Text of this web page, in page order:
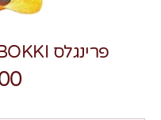
פרינגלס Rose TTEOKBOKKI חריף
₪